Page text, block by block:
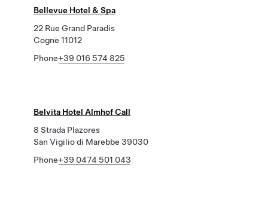
Bellevue Hotel & Spa
22 Rue Grand Paradis
Cogne 11012
Phone+39 016 574 825
Belvita Hotel Almhof Call
8 Strada Plazores
San Vigilio di Marebbe 39030
Phone+39 0474 501 043